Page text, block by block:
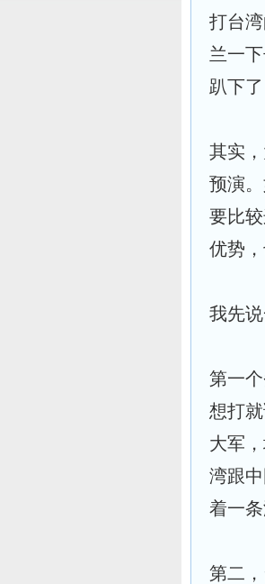
打台
兰一
趴下
其实
预演
要比
优势，
我先
第一
想打
大军
湾跟
着一
第二